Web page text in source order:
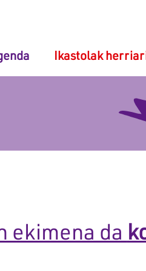
Ikastolak
ekimena da